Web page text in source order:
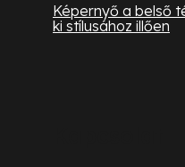
Képernyő a belső
ki stílusához illően